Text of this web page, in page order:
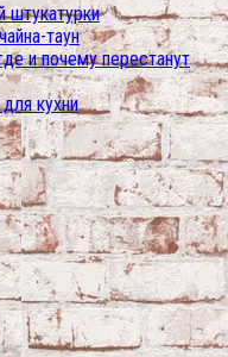
штукатурки
таун
и почему перестанут
кухни